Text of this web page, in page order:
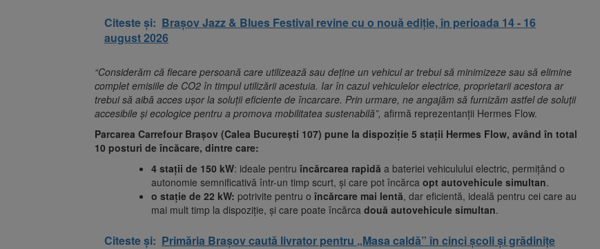
Citeste și: Brașov Jazz & Blues Festival revine cu o nouă ediție, în perioada 14 - 16
august 2026
“Considerăm că fiecare persoană care utilizează sau deține un vehicul ar trebui să minimizeze sau să elimine
complet emisiile de CO2 în timpul utilizării acestuia. Iar în cazul vehiculelor electrice, proprietarii acestora ar
trebui să aibă acces ușor la soluții eficiente de încarcare. Prin urmare, ne angajăm să furnizăm astfel de soluții
accesibile și ecologice pentru a promova mobilitatea sustenabilă”, afirmă reprezentanții Hermes Flow.
Parcarea Carrefour Brașov (Calea București 107) pune la dispoziție 5 stații Hermes Flow, având în total
10 posturi de încăcare, dintre care:
4 stații de 150 kW: ideale pentru încărcarea rapidă a bateriei vehiculului electric, permițând o
autonomie semnificativă într-un timp scurt, și care pot încărca opt autovehicule simultan.
o stație de 22 kW: potrivite pentru o încărcare mai lentă, dar eficientă, ideală pentru cei care au
mai mult timp la dispoziție, și care poate încărca două autovehicule simultan.
Citeste și: Primăria Brașov caută livrator pentru „Masa caldă” în cinci școli și grădinițe